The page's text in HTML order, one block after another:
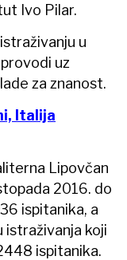
Ivo Pilar.
u
uz
za znanost.
Italija
Lipovčan
2016. do
ispitanika, a
istraživanja koji
ispitanika.